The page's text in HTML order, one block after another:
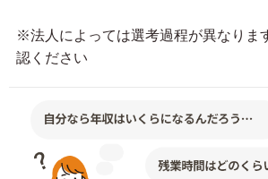
※法人によっては選考過程が異なりま
認ください